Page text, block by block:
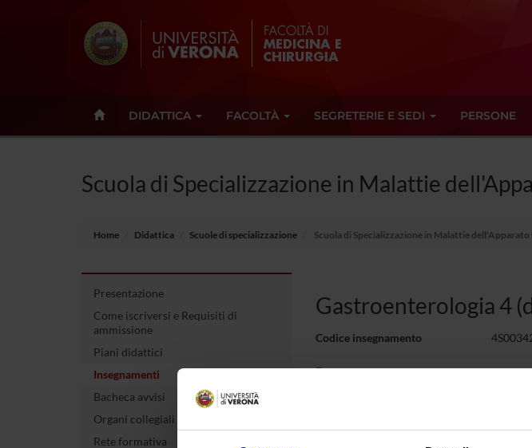
DIDATTICA FACOLTÀ SEGRETERIE E SEDI PERSONE
Scuola di Specializzazione in Malattie
Home Didattica Scuole di specializzazione Scuola di Specializzazione in Malattie
Presentazione
Come iscriversi e Requisiti di
ammissione
Piani didattici
Insegnamenti
Bacheca avvisi
Organi collegiali e di governo
Rete formativa
Gastroenterologia 4
Codice insegnamento
Docente non